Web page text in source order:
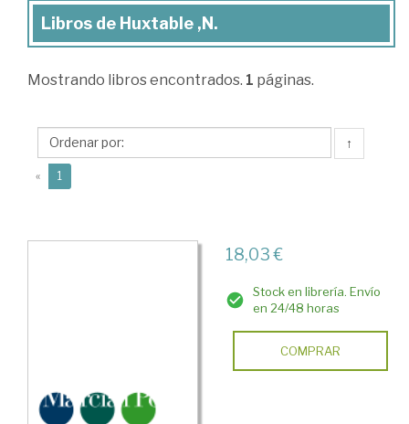
Libros
Huxtable
Libros de Huxtable ,N.
Mostrando libros encontrados. 1 páginas.
↑
« 1
18,03 €
Stock en librería. Envío
en 24/48 horas
COMPRAR